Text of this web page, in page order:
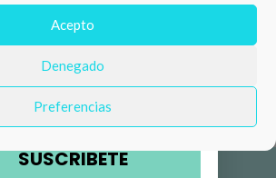
Acepto
Denegado
Preferencias
de teléfono
SUSCRIBETE